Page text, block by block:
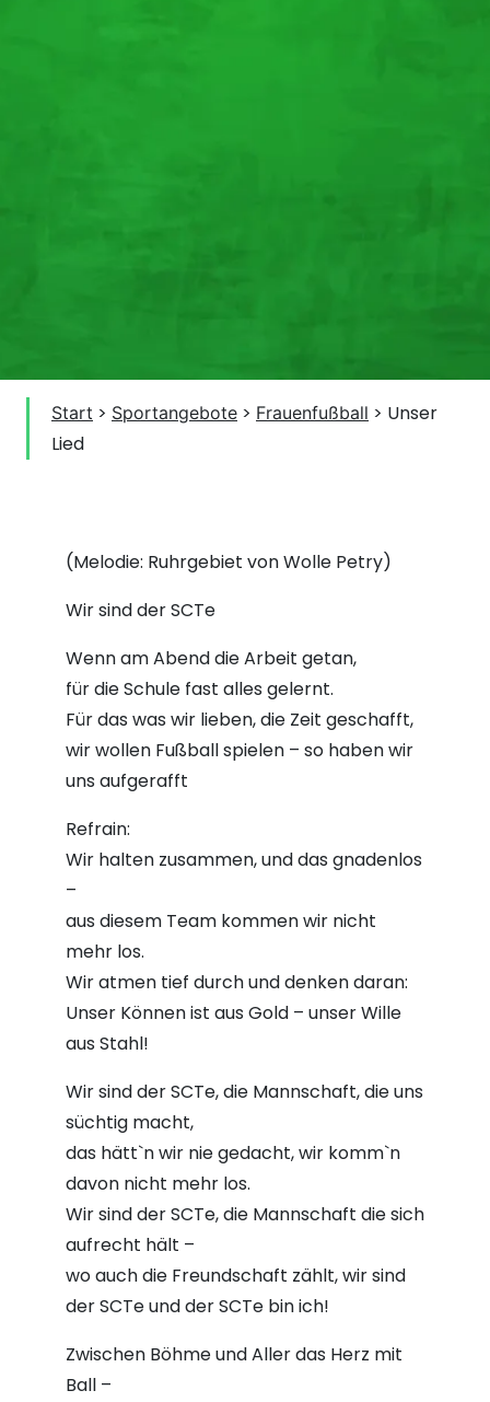
Start > Sportangebote > Frauenfußball > Unser
Lied
(Melodie: Ruhrgebiet von Wolle Petry)
Wir sind der SCTe
Wenn am Abend die Arbeit getan,
für die Schule fast alles gelernt.
Für das was wir lieben, die Zeit geschafft,
wir wollen Fußball spielen – so haben wir
uns aufgerafft
Refrain:
Wir halten zusammen, und das gnadenlos
–
aus diesem Team kommen wir nicht
mehr los.
Wir atmen tief durch und denken daran:
Unser Können ist aus Gold – unser Wille
aus Stahl!
Wir sind der SCTe, die Mannschaft, die uns
süchtig macht,
das hätt`n wir nie gedacht, wir komm`n
davon nicht mehr los.
Wir sind der SCTe, die Mannschaft die sich
aufrecht hält –
wo auch die Freundschaft zählt, wir sind
der SCTe und der SCTe bin ich!
Zwischen Böhme und Aller das Herz mit
Ball –